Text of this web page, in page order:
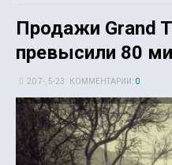
Продажи Grand
превысили 80
20 7-, 5-23 КОММЕНТАРИИ: 0